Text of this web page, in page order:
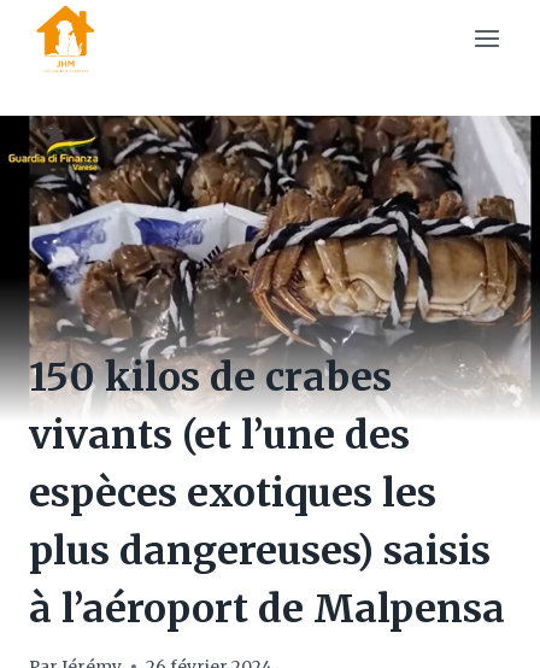
content
150 kilos de crabes
vivants (et l’une des
espèces exotiques les
plus dangereuses) saisis
à l’aéroport de Malpensa